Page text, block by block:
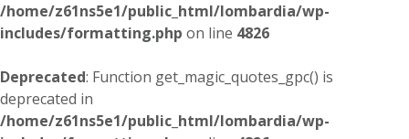
/home/z61ns5e1/public_html/lombardia/wp-
includes/formatting.php on line 4826
Deprecated: Function get_magic_quotes_gpc() is
deprecated in
/home/z61ns5e1/public_html/lombardia/wp-